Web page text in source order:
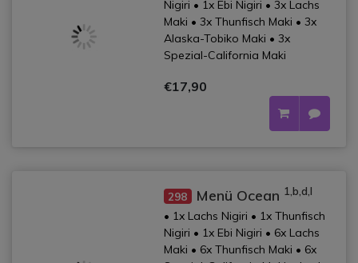
Nigiri • 1x Ebi Nigiri • 3x Lachs
Maki • 3x Thunfisch Maki • 3x
Alaska-Tobiko Maki • 3x
Spezial-California Maki
€17,90
298 Menü Ocean 1,b,d,l
• 1x Lachs Nigiri • 1x Thunfisch
Nigiri • 1x Ebi Nigiri • 6x Lachs
Maki • 6x Thunfisch Maki • 6x